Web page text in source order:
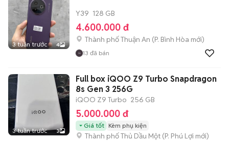
3 tuần trước 4
Y39 128 GB
4.600.000 đ
Thành phố Thuận An (P. Bình Hòa mới)
13 đã bán
3 tuần trước 3
Full box iQOO Z9 Turbo Snapdragon
8s Gen 3 256G
iQOO Z9 Turbo 256 GB
5.000.000 đ
Giá tốt Kèm phụ kiện
Thành phố Thủ Dầu Một (P. Phú Lợi mới)